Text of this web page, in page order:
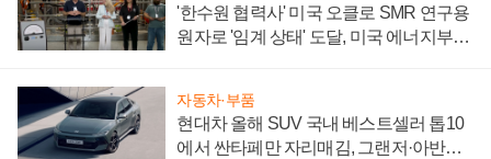
'한수원 협력사' 미국 오클로 SMR 연구용
원자로 '임계 상태' 도달, 미국 에너지부
자동차·부품
현대차 올해 SUV 국내 베스트셀러 톱10
에서 싼타페만 자리매김, 그랜저·아반떼